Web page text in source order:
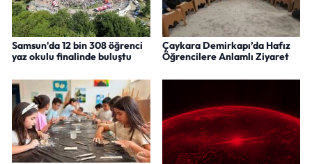
Samsun'da 12 bin 308 öğrenci
yaz okulu finalinde buluştu
Çaykara Demirkapı’da Hafız
Öğrencilere Anlamlı Ziyaret